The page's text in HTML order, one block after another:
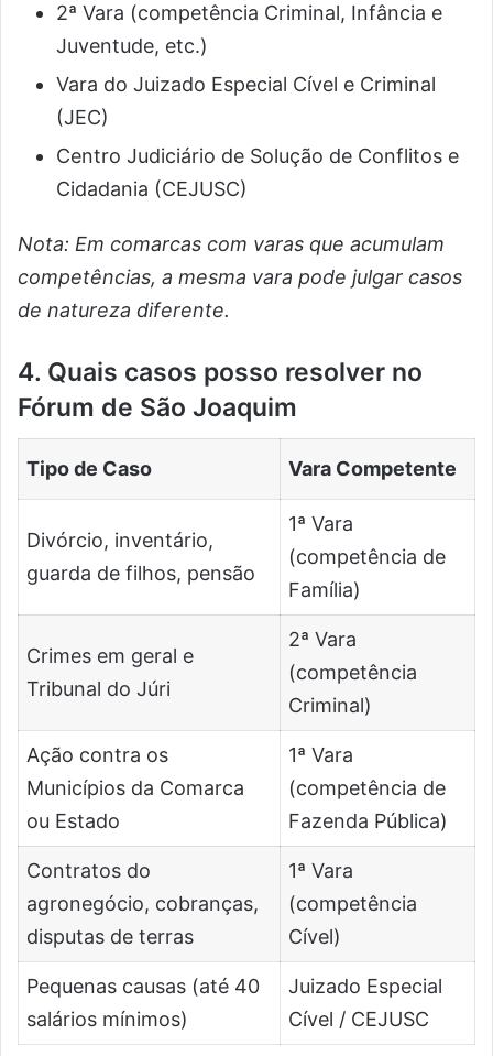
2ª Vara (competência Criminal, Infância e
Juventude, etc.)
Vara do Juizado Especial Cível e Criminal
(JEC)
Centro Judiciário de Solução de Conflitos e
Cidadania (CEJUSC)
Nota: Em comarcas com varas que acumulam
competências, a mesma vara pode julgar casos
de natureza diferente.
4. Quais casos posso resolver no
Fórum de São Joaquim
Tipo de Caso Vara Competente
Divórcio, inventário,
guarda de filhos, pensão
1ª Vara
(competência de
Família)
Crimes em geral e
Tribunal do Júri
2ª Vara
(competência
Criminal)
Ação contra os
Municípios da Comarca
ou Estado
1ª Vara
(competência de
Fazenda Pública)
Contratos do
agronegócio, cobranças,
disputas de terras
1ª Vara
(competência
Cível)
Pequenas causas (até 40
salários mínimos)
Juizado Especial
Cível / CEJUSC